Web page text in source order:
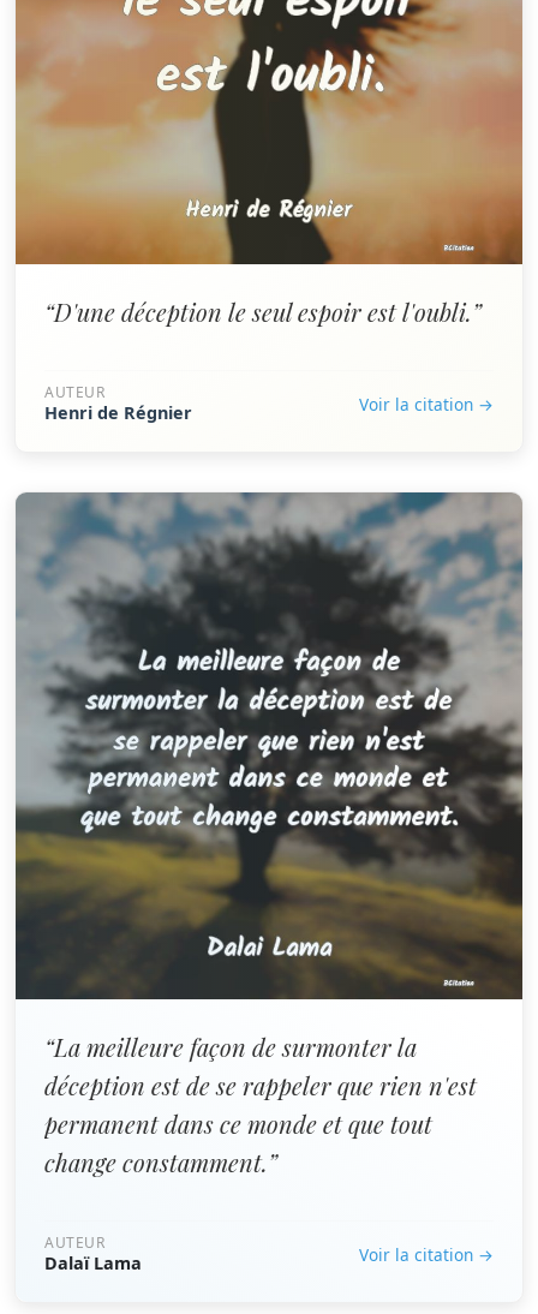
“D'une déception le seul espoir est l'oubli.”
AUTEUR
Henri de Régnier Voir la citation →
“La meilleure façon de surmonter la
déception est de se rappeler que rien n'est
permanent dans ce monde et que tout
change constamment.”
AUTEUR
Dalaï Lama Voir la citation →